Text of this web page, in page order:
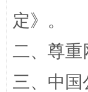
定》。
二、尊重
三、中